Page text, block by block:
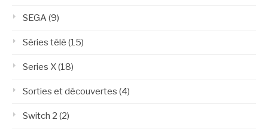
SEGA(9)
Séries télé (15)
Series X(18)
Sorties et découvertes (4)
Switch 2 (2)